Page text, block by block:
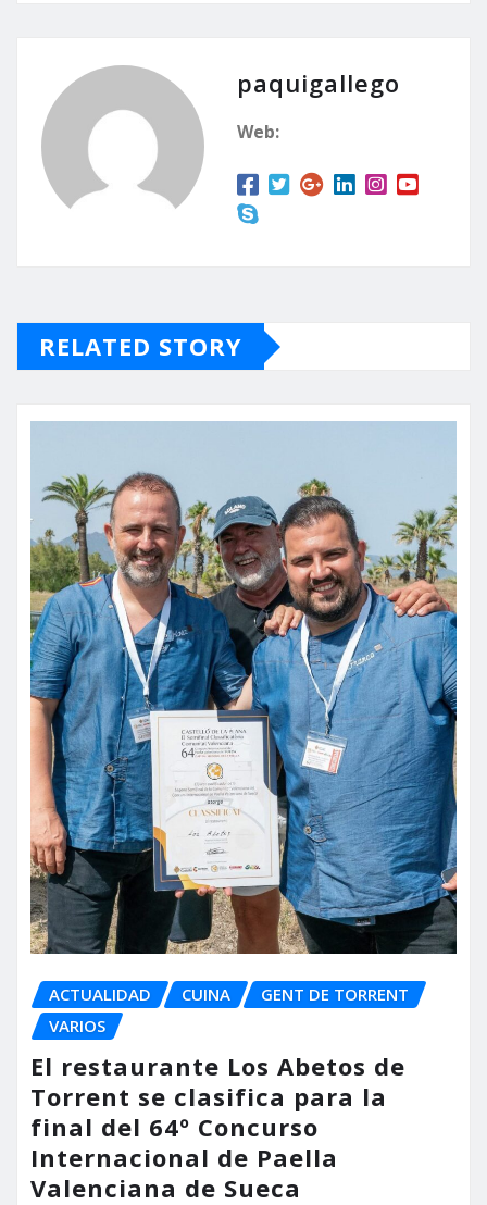
paquigallego
Web:
RELATED STORY
ACTUALIDAD CUINA
GENT DE TORRENT
VARIOS
El restaurante Los Abetos de
Torrent se clasifica para la
final del 64º Concurso
Internacional de Paella
Valenciana de Sueca